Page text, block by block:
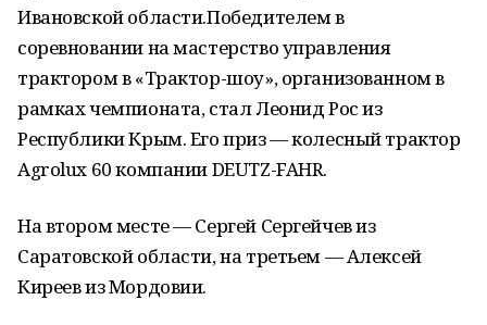
Ивановской области.Победителем в
соревновании на мастерство управления
трактором в «Трактор-шоу», организованном в
рамках чемпионата, стал Леонид Рос из
Республики Крым. Его приз — колесный трактор
Agrolux 60 компании DEUTZ-FAHR.
На втором месте — Сергей Сергейчев из
Саратовской области, на третьем — Алексей
Киреев из Мордовии.